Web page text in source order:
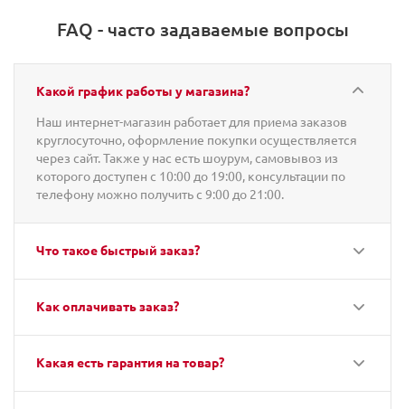
FAQ - часто задаваемые вопросы
Какой график работы у магазина?
Наш интернет-магазин работает для приема заказов
круглосуточно, оформление покупки осуществляется
через сайт. Также у нас есть шоурум, самовывоз из
которого доступен с 10:00 до 19:00, консультации по
телефону можно получить с 9:00 до 21:00.
Что такое быстрый заказ?
Как оплачивать заказ?
Какая есть гарантия на товар?